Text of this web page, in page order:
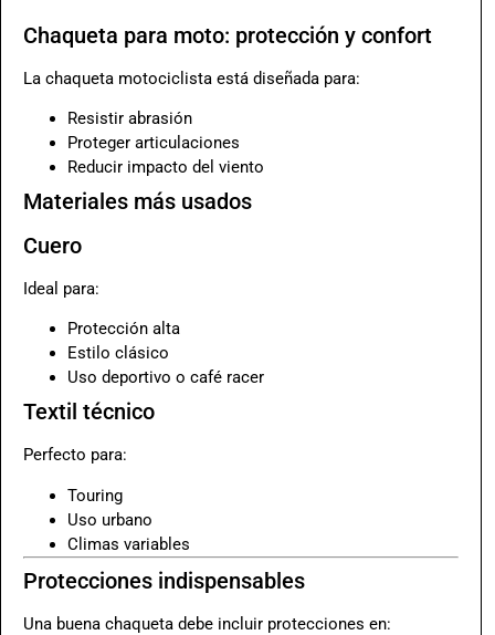
Chaqueta para moto: protección y confort
La chaqueta motociclista está diseñada para:
Resistir abrasión
Proteger articulaciones
Reducir impacto del viento
Materiales más usados
Cuero
Ideal para:
Protección alta
Estilo clásico
Uso deportivo o café racer
Textil técnico
Perfecto para:
Touring
Uso urbano
Climas variables
Protecciones indispensables
Una buena chaqueta debe incluir protecciones en: